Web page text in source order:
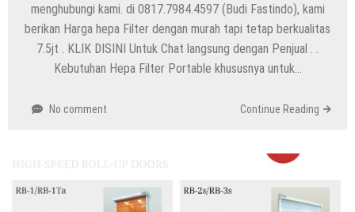
menghubungi kami. di 0817.7984.4597 (Budi Fastindo), kami
berikan Harga hepa Filter dengan murah tapi tetap berkualitas
7.5jt . KLIK DISINI Untuk Chat langsung dengan Penjual . .
Kebutuhan Hepa Filter Portable khususnya untuk…
No comment Continue Reading